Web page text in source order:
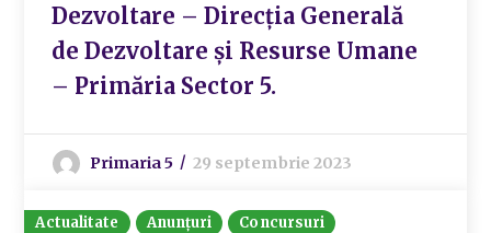
Dezvoltare – Direcția Generală
de Dezvoltare și Resurse Umane
– Primăria Sector 5.
Primaria 5 29 septembrie 2023
Actualitate Anunțuri Concursuri